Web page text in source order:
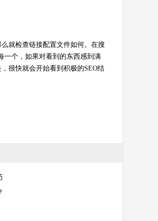
就检查链接配置文件如何。在搜
一个，如果对看到的东西感到满
很快就会开始看到积极的SEO结